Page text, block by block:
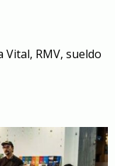
Vital, RMV, sueldo